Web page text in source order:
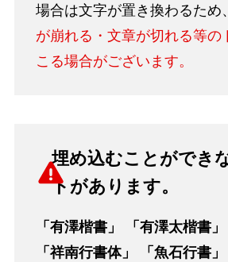
場合は文字が置き換わるため、
が崩れる・文章が切れる等の
こる場合がございます。
埋め込むことができ
トがあります。
「有澤楷書」 「有澤太楷書」
「祥南行書体」 「魚石行書」